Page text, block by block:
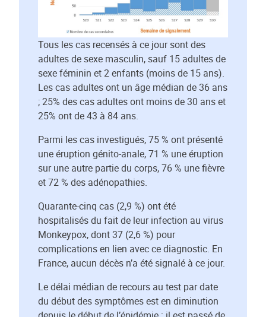
Tous les cas recensés à ce jour sont des
adultes de sexe masculin, sauf 15 adultes de
sexe féminin et 2 enfants (moins de 15 ans).
Les cas adultes ont un âge médian de 36 ans
; 25% des cas adultes ont moins de 30 ans et
25% ont de 43 à 84 ans.
Parmi les cas investigués, 75 % ont présenté
une éruption génito-anale, 71 % une éruption
sur une autre partie du corps, 76 % une fièvre
et 72 % des adénopathies.
Quarante-cinq cas (2,9 %) ont été
hospitalisés du fait de leur infection au virus
Monkeypox, dont 37 (2,6 %) pour
complications en lien avec ce diagnostic. En
France, aucun décès n’a été signalé à ce jour.
Le délai médian de recours au test par date
du début des symptômes est en diminution